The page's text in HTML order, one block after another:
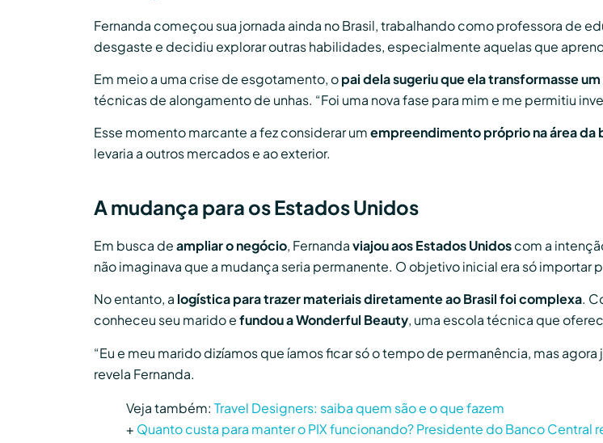
Fernanda começou sua jornada ainda no Brasil, trabalhando como professora de
desgaste e decidiu explorar outras habilidades, especialmente aquelas que
Em meio a uma crise de esgotamento, opai dela sugeriu que ela transformasse
técnicas de alongamento de unhas. “Foi uma nova fase para mim e me permitiu
Esse momento marcante a fez considerar umempreendimento próprio na área da
levaria a outros mercados e ao exterior.
A mudança para os Estados Unidos
Em busca deampliar o negócio, Fernandaviajou aos Estados Unidoscom a
não imaginava que a mudança seria permanente. O objetivo inicial era só importar
No entanto, a logística para trazer materiais diretamente ao Brasil foi complexa.
conheceu seu marido efundou a Wonderful Beauty, uma escola técnica que
“Eu e meu marido dizíamos que íamos ficar só o tempo de permanência, mas
revela Fernanda.
Veja também: Travel Designers: saiba quem são e o que fazem
+ Quanto custa para manter o PIX funcionando? Presidente do Banco Central